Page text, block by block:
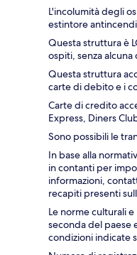
L'incolumità degli
estintore
Questa struttura è
ospiti, senza alcuna
Questa struttura
carte di debito e i
Carte di credito
Express, Diners
Sono possibili le
In base alla
in contanti per
informazioni,
recapiti presenti
Le norme culturali
seconda del paese
condizioni indicate